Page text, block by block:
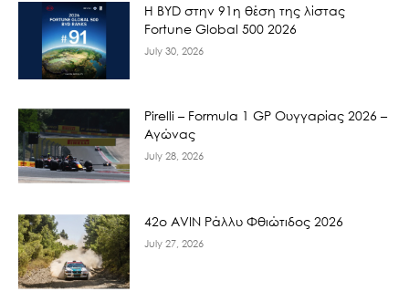
Η BYD στην 91η θέση της λίστας
Fortune Global 500 2026
July 30, 2026
Pirelli – Formula 1 GP Ουγγαρίας 2026 –
Αγώνας
July 28, 2026
42ο AVIN Ράλλυ Φθιώτιδος 2026
July 27, 2026